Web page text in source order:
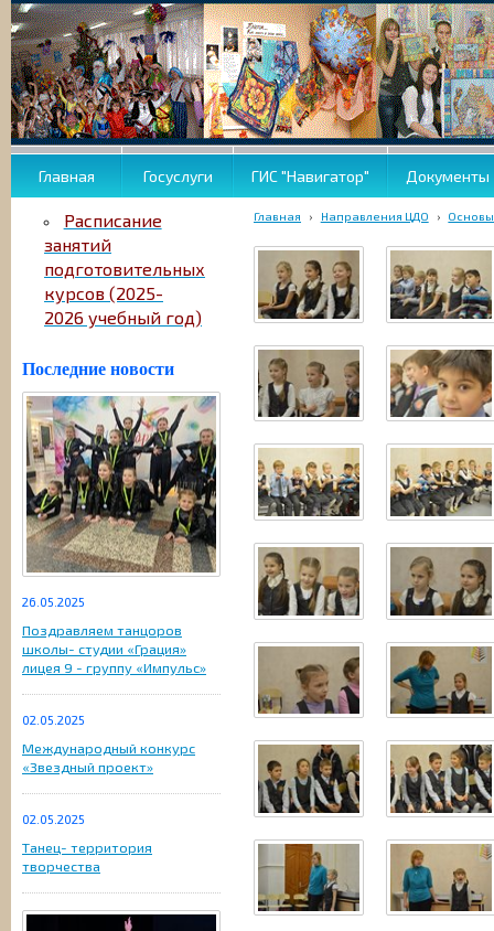
Главная Госуслуги ГИС "Навигатор" Документы
Расписание
занятий
подготовительных
курсов (2025-
2026 учебный год)
Последние новости
26.05.2025
Поздравляем танцоров
школы- студии «Грация»
лицея 9 - группу «Импульс»
02.05.2025
Международный конкурс
«Звездный проект»
02.05.2025
Танец- территория
творчества
Главная › Направления ЦДО › Основы